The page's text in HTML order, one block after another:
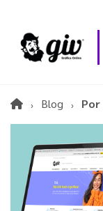
Blog